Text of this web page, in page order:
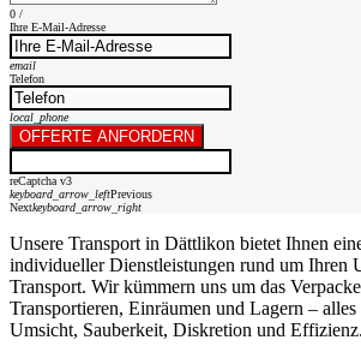
0 /
Ihre E-Mail-Adresse
email
Telefon
local_phone
OFFERTE ANFORDERN
reCaptcha v3
keyboard_arrow_leftPrevious
Nextkeyboard_arrow_right
Unsere Transport in Dättlikon bietet Ihnen
individueller Dienstleistungen rund um Ihren
Transport. Wir kümmern uns um das
Transportieren, Einräumen und Lagern –
Umsicht, Sauberkeit, Diskretion und Effizienz.